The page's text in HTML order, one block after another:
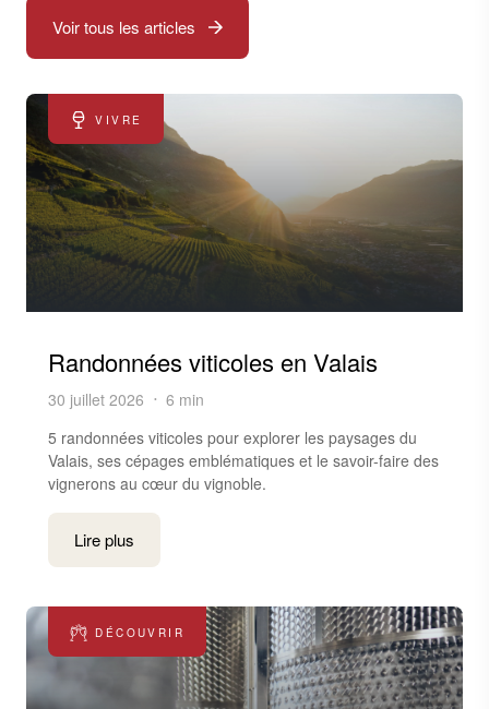
Voir tous les articles
VIVRE
Randonnées viticoles en Valais
30 juillet 2026
6 min
5 randonnées viticoles pour explorer les paysages du
Valais, ses cépages emblématiques et le savoir-faire des
vignerons au cœur du vignoble.
Lire plus
DÉCOUVRIR